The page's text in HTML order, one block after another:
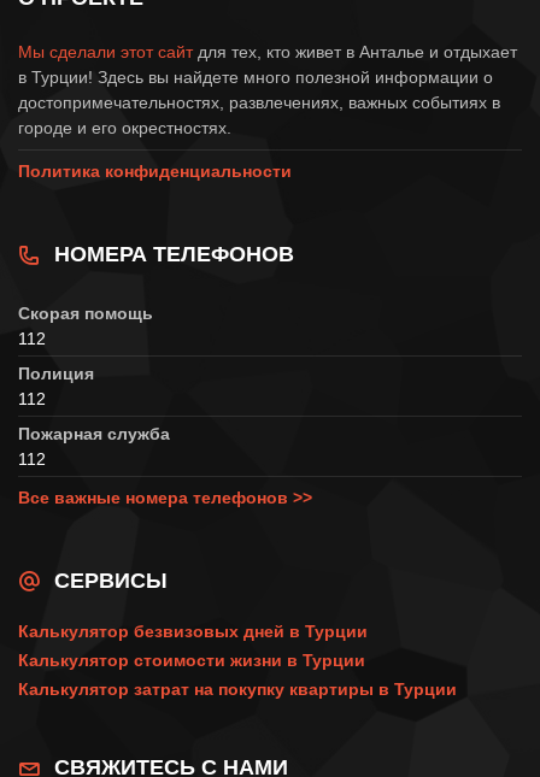
Мы сделали этот сайтдля тех, кто живет в Анталье и отдыхает
в Турции! Здесь вы найдете много полезной информации о
достопримечательностях, развлечениях, важных событиях в
городе и его окрестностях.
Политика конфиденциальности
НОМЕРА ТЕЛЕФОНОВ
Скорая помощь
112
Полиция
112
Пожарная служба
112
Все важные номера телефонов >>
СЕРВИСЫ
Калькулятор безвизовых дней в Турции
Калькулятор стоимости жизни в Турции
Калькулятор затрат на покупку квартиры в Турции
СВЯЖИТЕСЬ С НАМИ